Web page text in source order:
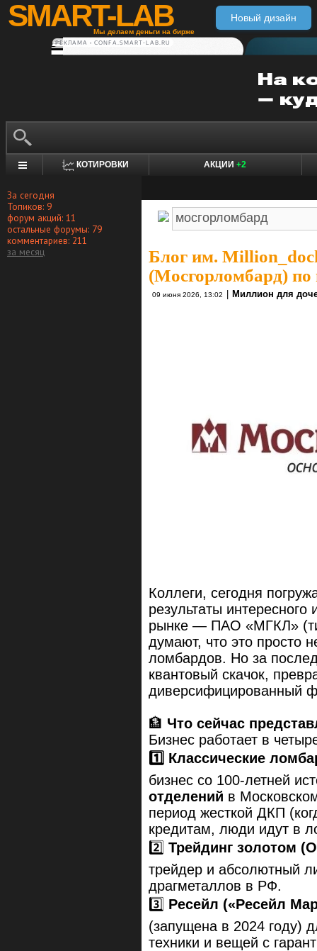
SMART-LAB
Мы делаем деньги на бирже
Новый дизайн
РЕКЛАМА • CONFA.SMART-LAB.RU
КОТИРОВКИ АКЦИИ +2
За сегодня
Топиков: 9
форум акций: 11
остальные форумы: 79
комментариев: 211
за месяц
Блог им.
(Мосгорломбард) по
09 июня 2026, 13:02 Миллион для
Коллеги, сегодня
результаты
рынке — ПАО «МГКЛ»
думают, что это просто
ломбардов. Но за
квантовый скачок,
диверсифицированный
🏦 Что сейчас
Бизнес работает в
1️⃣ Классические
бизнес со 100-летней
отделений в
период жесткой ДКП
кредитам, люди идут в
2️⃣ Трейдинг золотом
трейдер и абсолютный
драгметаллов в РФ.
3️⃣ Ресейл («Ресейл
(запущена в 2024 году)
техники и вещей с